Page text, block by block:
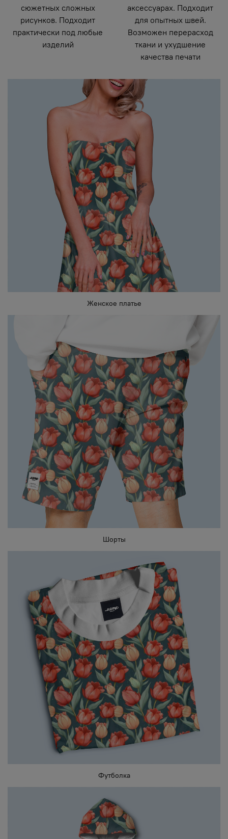
сюжетных сложных
рисунков. Подходит
практически под любые
изделий
аксессуарах. Подходит
для опытных швей.
Возможен перерасход
ткани и ухудшение
качества печати
Женское платье
Шорты
Футболка